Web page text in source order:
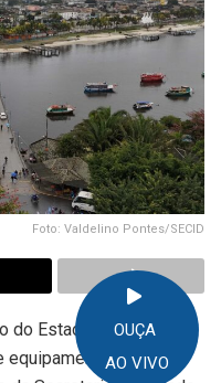
OUÇA
AO VIVO
Foto: Valdelino Pontes/SECID
do Estado já liberou
para os